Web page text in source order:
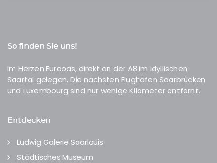
So finden Sie uns!
Im Herzen Europas, direkt an der A8 im idyllischen
Saartal gelegen. Die nächsten Flughäfen Saarbrücken
und Luxembourg sind nur wenige Kilometer entfernt.
Entdecken
Ludwig Galerie Saarlouis
Städtisches Museum